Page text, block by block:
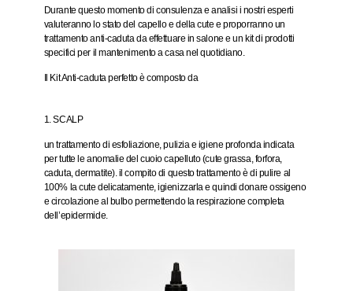
Durante questo momento di consulenza e analisi i nostri esperti
valuteranno lo stato del capello e della cute e proporranno un
trattamento anti-caduta da effettuare in salone e un kit di prodotti
specifici per il mantenimento a casa nel quotidiano.
Il Kit Anti-caduta perfetto è composto da
1. SCALP
un trattamento di esfoliazione, pulizia e igiene profonda indicata
per tutte le anomalie del cuoio capelluto (cute grassa, forfora,
caduta, dermatite). il compito di questo trattamento è di pulire al
100% la cute delicatamente, igienizzarla e quindi donare ossigeno
e circolazione al bulbo permettendo la respirazione completa
dell’epidermide.